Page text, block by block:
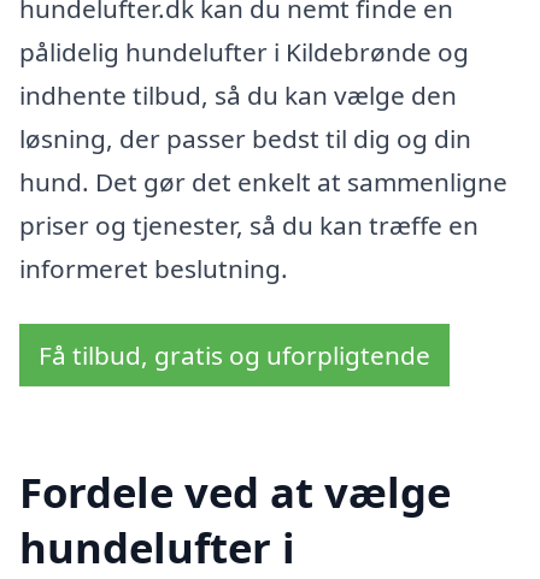
hundelufter.dk kan du nemt finde en
pålidelig hundelufter i Kildebrønde og
indhente tilbud, så du kan vælge den
løsning, der passer bedst til dig og din
hund. Det gør det enkelt at sammenligne
priser og tjenester, så du kan træffe en
informeret beslutning.
Få tilbud, gratis og uforpligtende
Fordele ved at vælge
hundelufter i